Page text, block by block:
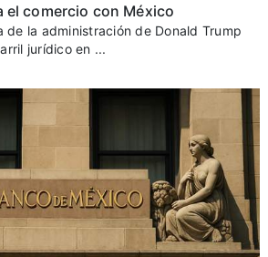
el comercio con México
de la administración de Donald Trump
jurídico en ...